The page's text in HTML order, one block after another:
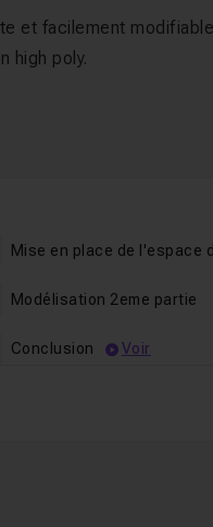
et facilement
high poly.
Mise en place de l'espace
Modélisation 2eme partie
Conclusion Voir